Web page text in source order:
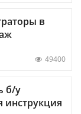
в
49400
б/у
инструкция